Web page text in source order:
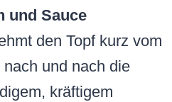
und Sauce
den Topf kurz vom
und nach die
kräftigem